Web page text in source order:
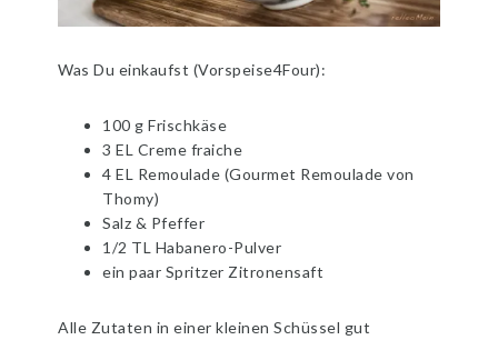
Was Du einkaufst (Vorspeise4Four):
100 g Frischkäse
3 EL Creme fraiche
4 EL Remoulade (Gourmet Remoulade von
Thomy)
Salz & Pfeffer
1/2 TL Habanero-Pulver
ein paar Spritzer Zitronensaft
Alle Zutaten in einer kleinen Schüssel gut